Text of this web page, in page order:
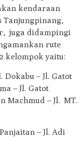
kendaraan
Tanjungpinang,
juga didampingi
rute
kelompok yaitu:
Dokabu – Jl. Gatot
– Jl. Gatot
Machmud – Jl. MT.
– Jl. Adi